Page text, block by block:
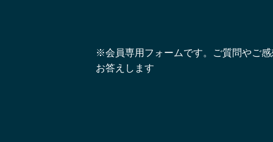
※会員専用フォームです。ご質問やご感
お答えします